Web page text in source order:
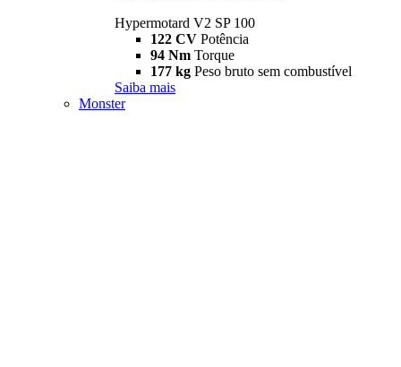
Hypermotard V2 SP 100
122 CV Potência
94 Nm Torque
177 kg Peso bruto sem combustível
Saiba mais
Monster